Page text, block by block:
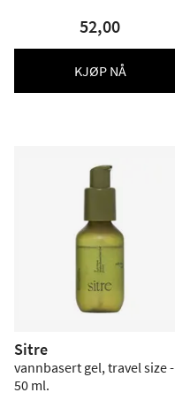
52,00
KJØP NÅ
Sitre
vannbasert gel, travel size -
50 ml.